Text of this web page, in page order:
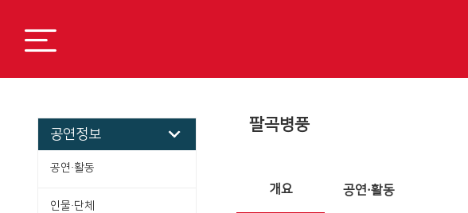
공연정보
공연·활동
인물·단체
팔곡병풍
개요 공연·활동